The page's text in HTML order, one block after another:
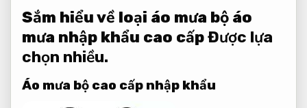
Sắm hiểu về loại áo mưa bộ áo
mưa nhập khẩu cao cấpĐược lựa
chọn nhiều.
Áo mưa bộ cao cấp nhập khẩu